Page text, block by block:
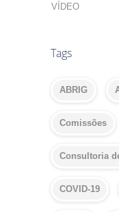
VÍDEO
Tags
ABRIG
Comissões
Consultoria
COVID-19